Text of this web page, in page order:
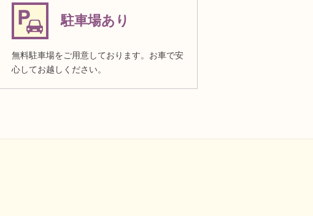
駐車場あり
無料駐車場をご用意しております。お車で安
心してお越しください。